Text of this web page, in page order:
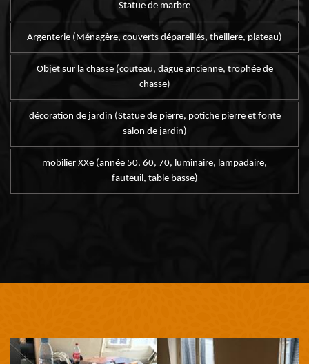
Statue de marbre
Argenterie (Ménagère, couverts dépareillés, theillere, plateau)
Objet sur la chasse (couteau, dague ancienne, trophée de
chasse)
décoration de jardin (Statue de pierre, potiche pierre et fonte
salon de jardin)
mobilier XXe (année 50, 60, 70, luminaire, lampadaire,
fauteuil, table basse)